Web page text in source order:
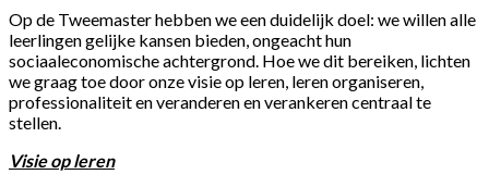
Op de Tweemaster hebben we een duidelijk doel: we willen alle
leerlingen gelijke kansen bieden, ongeacht hun
sociaaleconomische achtergrond. Hoe we dit bereiken, lichten
we graag toe door onze visie op leren, leren organiseren,
professionaliteit en veranderen en verankeren centraal te
stellen.
Visie op leren